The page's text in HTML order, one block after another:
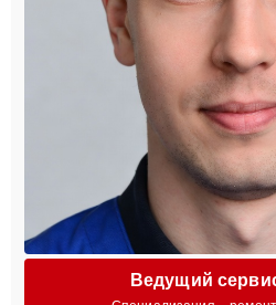
Ведущий